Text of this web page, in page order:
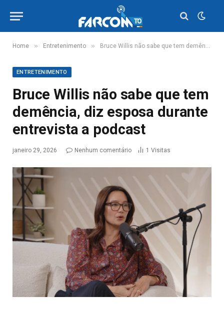
Home » Entretenimento » Bruce Willis não sabe que tem demência, diz esposa durante entrevista a podcast
ENTRETENIMENTO
Bruce Willis não sabe que tem
demência, diz esposa durante
entrevista a podcast
janeiro 29, 2026 Nenhum comentário 1 Visitas